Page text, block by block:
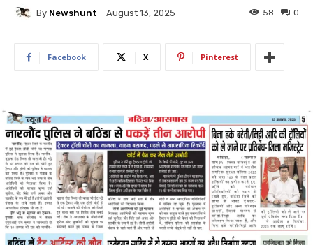
By Newshunt August 13, 2025 0
58
Facebook X Pinterest